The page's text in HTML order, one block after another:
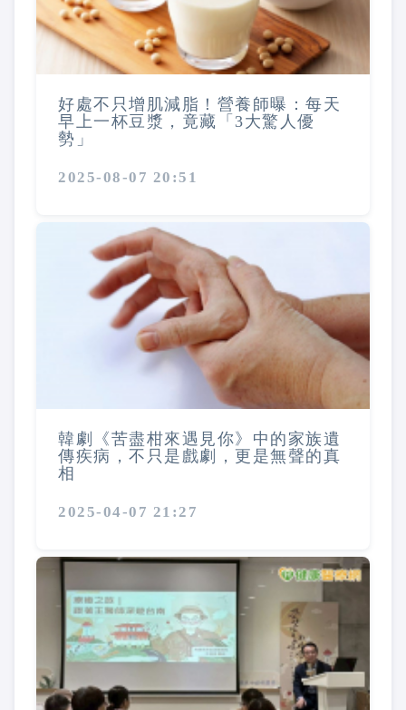
好處不只增肌減脂！營養師曝：每天
早上一杯豆漿，竟藏「3大驚人優
勢」
2025-08-07 20:51
韓劇《苦盡柑來遇見你》中的家族遺
傳疾病，不只是戲劇，更是無聲的真
相
2025-04-07 21:27